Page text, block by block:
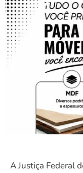
A Justiça Federal